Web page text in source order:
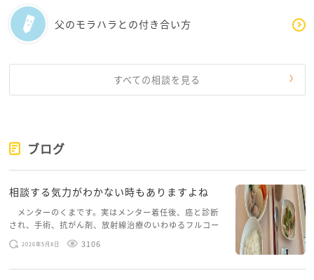
父のモラハラとの付き合い方
すべての相談を見る
ブログ
相談する気力がわかない時もありますよね
メンターのくまです。実はメンター着任後、癌と診断
され、手術、抗がん剤、放射線治療のいわゆるフルコー
スを体験していて、しばらくメンターカフェに来られて
いませんでした。体力だけでなく、気力も落ちパソコン
2026年5月8日 3106